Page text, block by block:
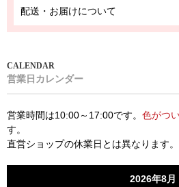
配送・お届けについて
営業日カレンダー
営業時間は10:00～17:00です。 色がつ
す。
直営ショップの休業日とは異なります。
2026年8月